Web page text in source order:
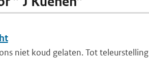
niet koud gelaten. Tot